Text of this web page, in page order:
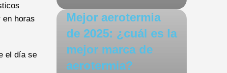
en horas
el día se
Mejor aerotermia
de 2025: ¿cuál es la
mejor marca de
aerotermia?